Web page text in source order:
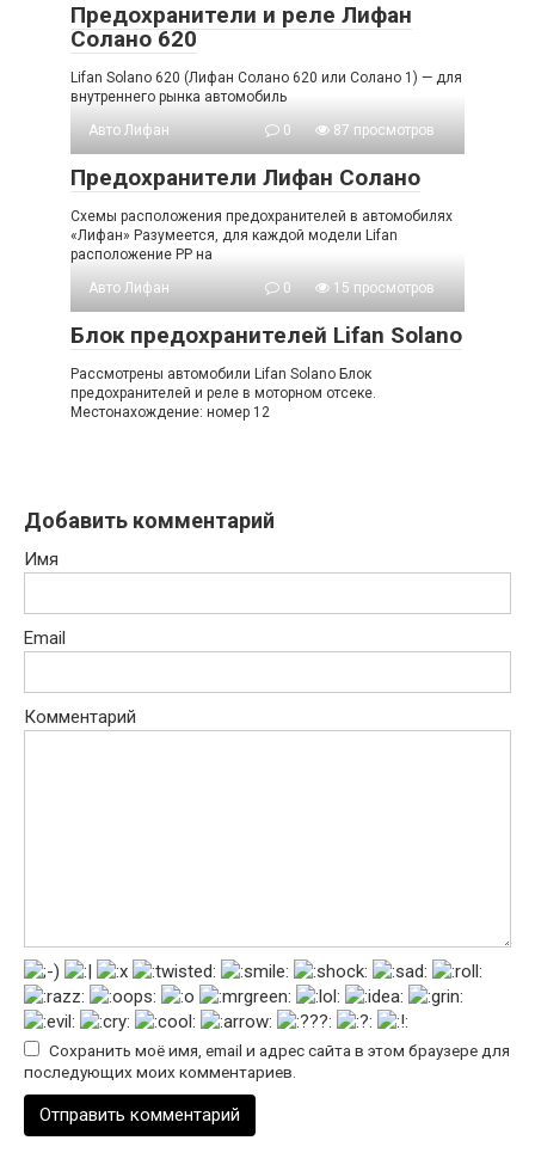
Предохранители и реле Лифан
Солано 620
Lifan Solano 620 (Лифан Солано 620 или Солано 1) — для
внутреннего рынка автомобиль
Авто Лифан
0 87 просмотров
Предохранители Лифан Солано
Схемы расположения предохранителей в автомобилях
«Лифан» Разумеется, для каждой модели Lifan
расположение РР на
Авто Лифан
0 15 просмотров
Блок предохранителей Lifan Solano
Рассмотрены автомобили Lifan Solano Блок
предохранителей и реле в моторном отсеке.
Местонахождение: номер 12
Добавить комментарий
Имя
Email
Комментарий
Сохранить моё имя, email и адрес сайта в этом браузере для
последующих моих комментариев.